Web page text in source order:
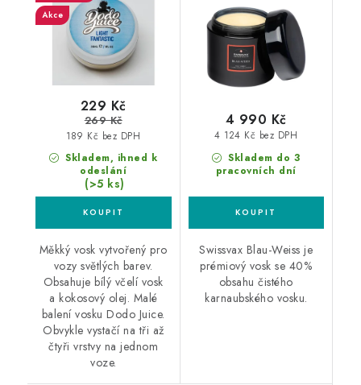
Akce
Skladem, ihned k
odeslání
(>5 ks)
189 Kč bez DPH
229 Kč
269 Kč
Měkký vosk vytvořený pro
vozy světlých barev.
Obsahuje bílý včelí vosk
a kokosový olej. Malé
balení vosku Dodo Juice.
Obvykle vystačí na tři až
čtyři vrstvy na jednom
voze.
Skladem do 3
pracovních dní
4 124 Kč bez DPH
4 990 Kč
Swissvax Blau-Weiss je
prémiový vosk se 40%
obsahu čistého
karnaubského vosku.